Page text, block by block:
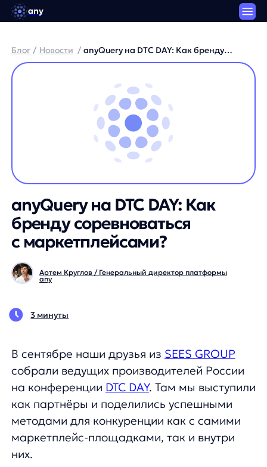
any
Артем Круглов / Генеральный директор платформы
anyQuery на DTC DAY: Как
бренду соревноваться
с маркетплейсами?
соревноваться с маркетплейсами?
3 минуты
собрали ведущих производителей России
методами для конкуренции как с самими
маркетплейс-площадками, так и внутри
них.
Рассказываем о четырёх приёмах, которые
помогут вам обернуть преимущества
маркетплейсов в вашу пользу: